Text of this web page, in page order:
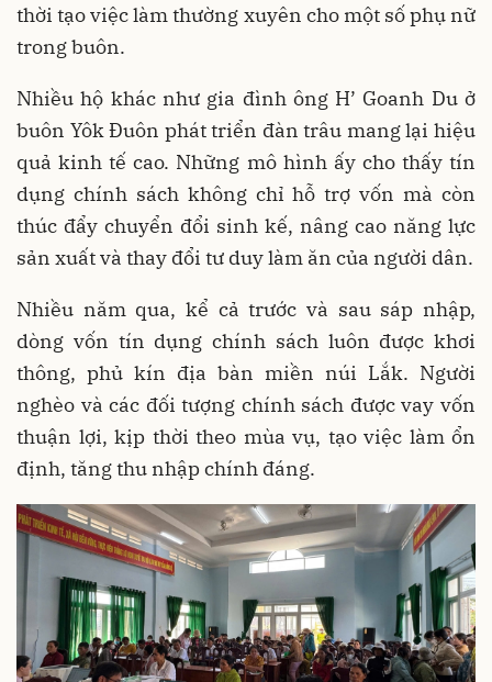
thời tạo việc làm thường xuyên cho một số phụ nữ
trong buôn.
Nhiều hộ khác như gia đình ông H’ Goanh Du ở
buôn Yôk Đuôn phát triển đàn trâu mang lại hiệu
quả kinh tế cao. Những mô hình ấy cho thấy tín
dụng chính sách không chỉ hỗ trợ vốn mà còn
thúc đẩy chuyển đổi sinh kế, nâng cao năng lực
sản xuất và thay đổi tư duy làm ăn của người dân.
Nhiều năm qua, kể cả trước và sau sáp nhập,
dòng vốn tín dụng chính sách luôn được khơi
thông, phủ kín địa bàn miền núi Lắk. Người
nghèo và các đối tượng chính sách được vay vốn
thuận lợi, kịp thời theo mùa vụ, tạo việc làm ổn
định, tăng thu nhập chính đáng.